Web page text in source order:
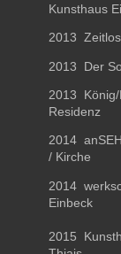
Kunsthaus
2013
2013 Der
2013
Residenz
2014
/ Kirche
2014
Einbeck
2015